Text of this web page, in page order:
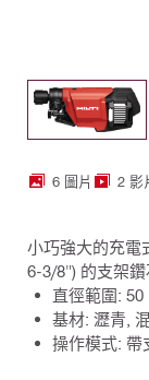
6 圖片 2 影
小巧強大的充電
6-3/8") 的支架
直徑範圍: 50
基材: 瀝青,
操作模式: 帶